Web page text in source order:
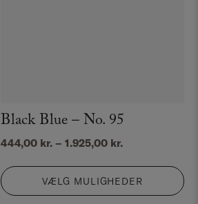
Black Blue – No. 95
444,00 kr. – 1.925,00 kr.Prisinterval:
1.925,00 kr.
VÆLG MULIGHEDER